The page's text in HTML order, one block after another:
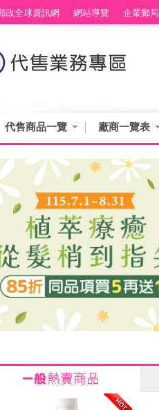
政全球資訊網 網站導覽 企業郵局
代售商品一覽 廠商一覽表